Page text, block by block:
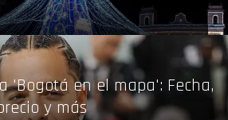
'Bogotá en el mapa': Fecha,
y más